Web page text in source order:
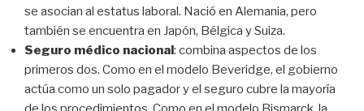
se asocian al estatus laboral. Nació en Alemania, pero
también se encuentra en Japón, Bélgica y Suiza.
Seguro médico nacional: combina aspectos de los
primeros dos. Como en el modelo Beveridge, el gobierno
actúa como un solo pagador y el seguro cubre la mayoría